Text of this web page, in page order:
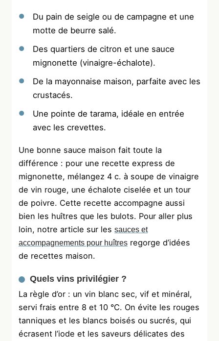
Du pain de seigle ou de campagne et une
motte de beurre salé.
Des quartiers de citron et une sauce
mignonette (vinaigre-échalote).
De la mayonnaise maison, parfaite avec les
crustacés.
Une pointe de tarama, idéale en entrée
avec les crevettes.
Une bonne sauce maison fait toute la
différence : pour une recette express de
mignonette, mélangez 4 c. à soupe de vinaigre
de vin rouge, une échalote ciselée et un tour
de poivre. Cette recette accompagne aussi
bien les huîtres que les bulots. Pour aller plus
loin, notre article sur les sauces et
accompagnements pour huîtres regorge d’idées
de recettes maison.
Quels vins privilégier ?
La règle d’or : un vin blanc sec, vif et minéral,
servi frais entre 8 et 10 °C. On évite les rouges
tanniques et les blancs boisés ou sucrés, qui
écrasent l’iode et les saveurs délicates des